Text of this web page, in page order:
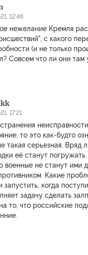
12:46
нежелание Кремля
с какого
(и не только
Совсем что ли они там
17:21
то это как-будто
такая серьезная. Вряд
её станут
военные не станут ими
Какие
запустить, когда
задачу сделать
то, что российские